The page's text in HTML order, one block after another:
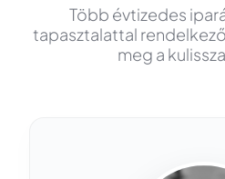
Több évtizedes
tapasztalattal
meg a